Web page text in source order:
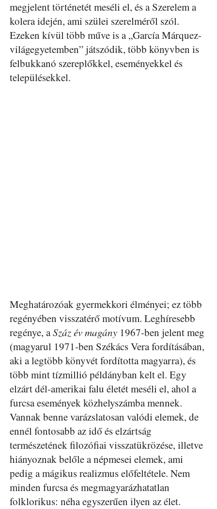
megjelent történetét meséli el, és a Szerelem a
kolera idején, ami szülei szerelméről szól.
Ezeken kívül több műve is a „García Márquez-
világegyetemben” játszódik, több könyvben is
felbukkanó szereplőkkel, eseményekkel és
településekkel.
Meghatározóak gyermekkori élményei; ez több
regényében visszatérő motívum. Leghíresebb
regénye, aSzáz év magány 1967-ben jelent meg
(magyarul 1971-ben Székács Vera fordításában,
aki a legtöbb könyvét fordította magyarra), és
több mint tízmillió példányban kelt el. Egy
elzárt dél-amerikai falu életét meséli el, ahol a
furcsa események közhelyszámba mennek.
Vannak benne varázslatosan valódi elemek, de
ennél fontosabb az idő és elzártság
természetének filozófiai visszatükrözése, illetve
hiányoznak belőle a népmesei elemek, ami
pedig a mágikus realizmus előfeltétele. Nem
minden furcsa és megmagyarázhatatlan
folklorikus: néha egyszerűen ilyen az élet.